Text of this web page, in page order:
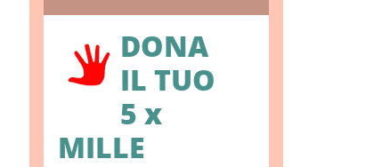
DONA
IL TUO
5 x
MILLE